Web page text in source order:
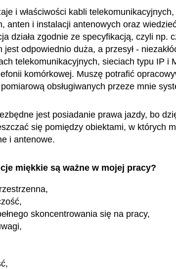
i właściwości kabli
anten i instalacji antenowych oraz
działa zgodnie ze specyfikacją, czyli np.
jest odpowiednio duża, a przesył -
telekomunikacyjnych, sieciach typu IP i
komórkowej. Muszę potrafić
obsługiwanych przeze mnie
jest posiadanie prawa jazdy, bo
się pomiędzy obiektami, w których
i antenowe.
miękkie są ważne w mojej pracy?
skoncentrowania się na pracy,